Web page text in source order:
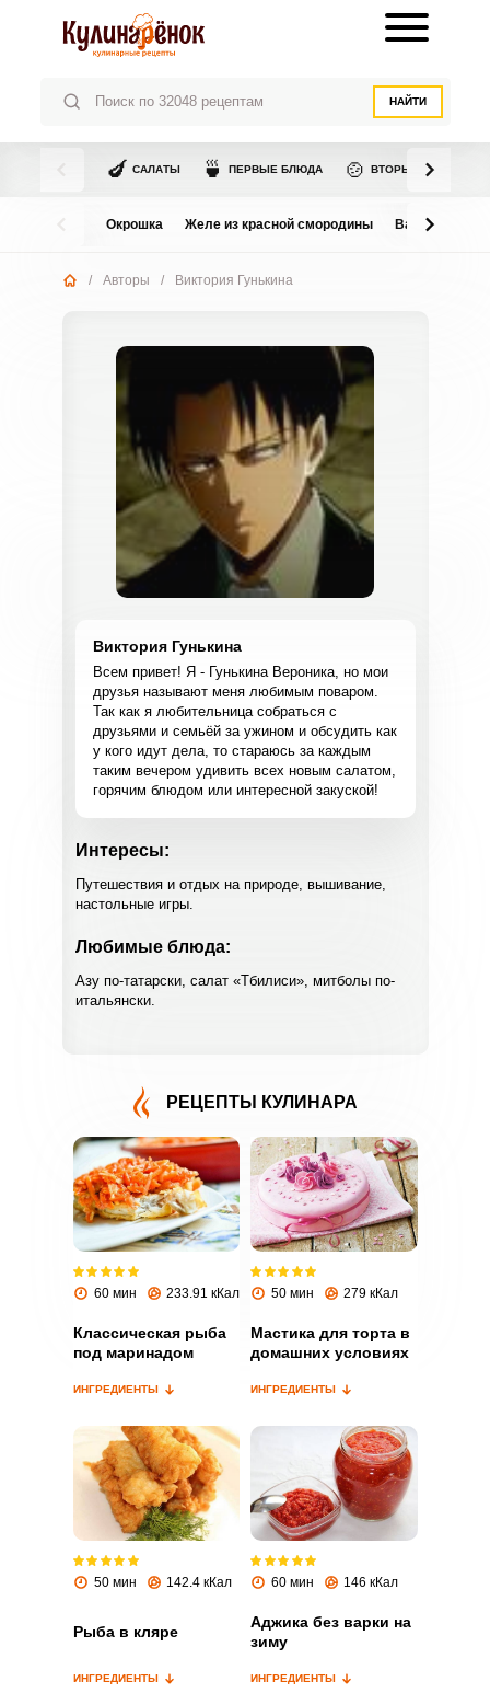
НАЙТИ
🍆 САЛАТЫ 🍵 ПЕРВЫЕ БЛЮДА 🍲 ВТОРЫЕ БЛЮДА
Окрошка Желе из красной смородины Варенье из
/ Авторы / Виктория Гунькина
Виктория Гунькина
Всем привет! Я - Гунькина Вероника, но мои
друзья называют меня любимым поваром.
Так как я любительница собраться с
друзьями и семьёй за ужином и обсудить как
у кого идут дела, то стараюсь за каждым
таким вечером удивить всех новым салатом,
горячим блюдом или интересной закуской!
Интересы:
Путешествия и отдых на природе, вышивание,
настольные игры.
Любимые блюда:
Азу по-татарски, салат «Тбилиси», митболы по-
итальянски.
РЕЦЕПТЫ КУЛИНАРА
60 мин 233.91 кКал
Классическая рыба
под маринадом
ИНГРЕДИЕНТЫ
50 мин 279 кКал
Мастика для торта в
домашних условиях
ИНГРЕДИЕНТЫ
50 мин 142.4 кКал
Рыба в кляре
ИНГРЕДИЕНТЫ
60 мин 146 кКал
Аджика без варки на
зиму
ИНГРЕДИЕНТЫ
ВХОД НА САЙТ РЕГИСТРАЦИЯ
с помощью социальных сетей:
Запомнить меня
ВХОД
ЕЩЕ НЕ ЗАРЕГИСТРИРОВАННЫ?
Забыли пароль?